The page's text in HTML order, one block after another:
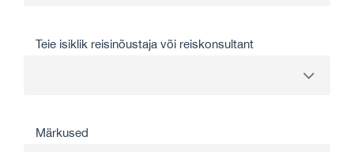
Teie isiklik reisinõustaja või reiskonsultant
Märkused